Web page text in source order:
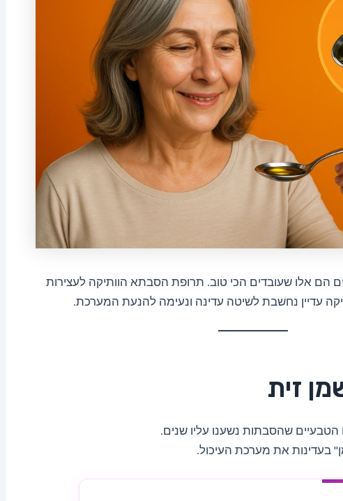
הם אלו שעובדים הכי טוב. תרופת הסבתא הוותיקה לעצירות
עדיין נחשבת לשיטה עדינה ונעימה להנעת המערכת.
זית
שהסבתות נשענו עליו שנים.
בעדינות את מערכת העיכול.